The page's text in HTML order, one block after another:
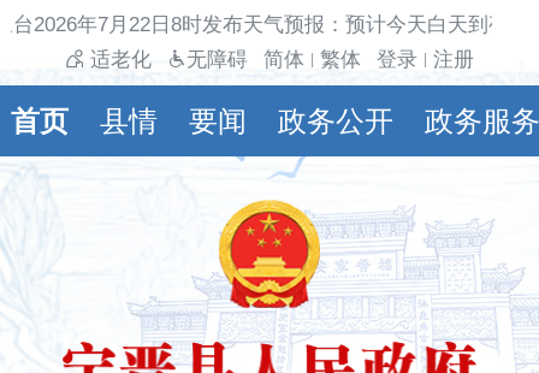
台2026年7月22日8时发布天气预报：预计今天白天到夜
适老化
无障碍 简体 繁体 登录 注册
首页 县情 要闻 政务公开 政务服务